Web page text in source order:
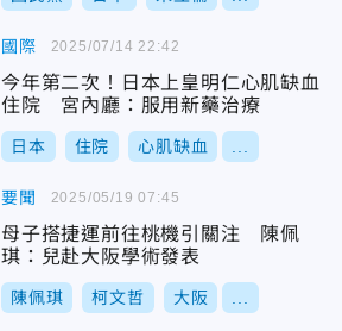
國際
今年第二次！日本上皇明仁心肌缺血
住院 宮內廳：服用新藥治療
日本 住院 心肌缺血
2025/07/14 22:42
要聞
母子搭捷運前往桃機引關注 陳佩
琪：兒赴大阪學術發表
陳佩琪 柯文哲 大阪
2025/05/19 07:45